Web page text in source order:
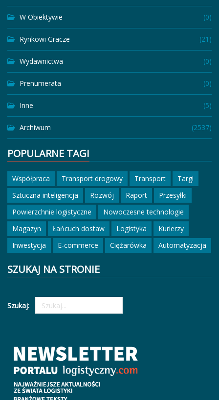
W Obiektywie (0)
Rynkowi Gracze (21)
Wydawnictwa (0)
Prenumerata (0)
Inne (5)
Archiwum (2537)
POPULARNE TAGI
Współpraca Transport drogowy Transport
Targi
Sztuczna inteligencja
Rozwój Raport
Przesyłki
Powierzchnie logistyczne
Nowoczesne technologie
Magazyn
Łańcuch dostaw Logistyka
Kurierzy
Inwestycja
E-commerce Ciężarówka Automatyzacja
SZUKAJ NA STRONIE
Szukaj: